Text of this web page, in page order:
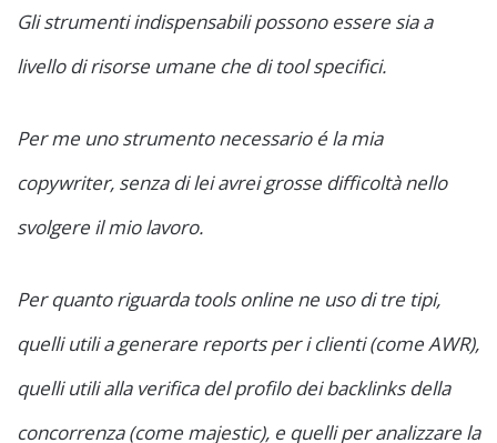
Gli strumenti indispensabili possono essere sia a
livello di risorse umane che di tool specifici.
Per me uno strumento necessario é la mia
copywriter, senza di lei avrei grosse difficoltà nello
svolgere il mio lavoro.
Per quanto riguarda tools online ne uso di tre tipi,
quelli utili a generare reports per i clienti (come AWR),
quelli utili alla verifica del profilo dei backlinks della
concorrenza (come majestic), e quelli per analizzare la